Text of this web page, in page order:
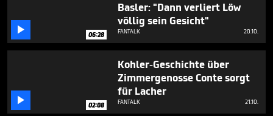
 06:28
Basler: "Dann verliert Löw
völlig sein Gesicht"
FANTALK 20.10.
 02:08
Kohler-Geschichte über
Zimmergenosse Conte sorgt
für Lacher
FANTALK 21.10.